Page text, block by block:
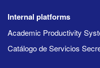
Internal platforms
Academic Productivity
Catálogo de Servicios